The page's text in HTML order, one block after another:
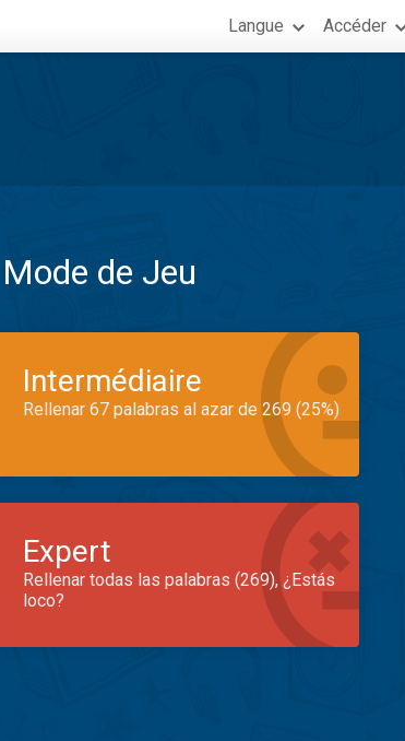
Langue Accéder
de Jeu
Intermédiaire
Rellenar 67 palabras al azar de 269 (25%)
Expert
Rellenar todas las palabras (269), ¿Estás
loco?